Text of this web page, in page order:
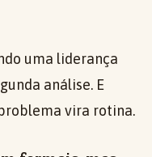
uma liderança
análise. E
vira rotina.